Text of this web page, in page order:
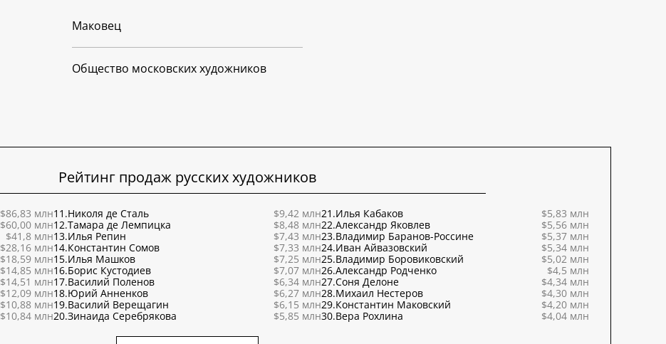
Маковец
Общество московских художников
Рейтинг продаж русских художников
$86,83 млн
$60,00 млн
$41,8 млн
$28,16 млн
$18,59 млн
$14,85 млн
$14,51 млн
$12,09 млн
$10,88 млн
$10,84 млн
11.Николя де Сталь
$9,42 млн
12.Тамара де Лемпицка
$8,48 млн
13.Илья Репин
$7,43 млн
14.Константин Сомов
$7,33 млн
15.Илья Машков
$7,25 млн
16.Борис Кустодиев
$7,07 млн
17.Василий Поленов
$6,34 млн
18.Юрий Анненков
$6,27 млн
19.Василий Верещагин
$6,15 млн
20.Зинаида Серебрякова $5,85 млн
21.Илья Кабаков
$5,83 млн
22.Александр Яковлев
$5,56 млн
23.Владимир Баранов-Россине
$5,37 млн
24.Иван Айвазовский
$5,34 млн
25.Владимир Боровиковский
$5,02 млн
26.Александр Родченко
$4,5 млн
27.Соня Делоне
$4,34 млн
28.Михаил Нестеров
$4,30 млн
29.Константин Маковский
$4,20 млн
30.Вера Рохлина $4,04 млн